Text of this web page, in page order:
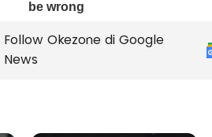
Follow Okezone di Google
News